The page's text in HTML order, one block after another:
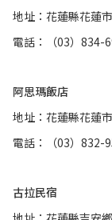
地址：花蓮縣花蓮
電話：（03）834-
阿思瑪飯店
地址：花蓮縣花蓮
電話：（03）832-
古拉民宿